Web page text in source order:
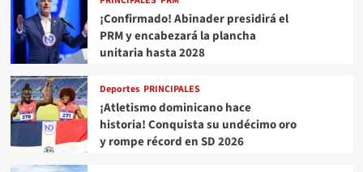
¡Confirmado! Abinader presidirá el
PRM y encabezará la plancha
unitaria hasta 2028
Deportes PRINCIPALES
¡Atletismo dominicano hace
historia! Conquista su undécimo oro
y rompe récord en SD 2026